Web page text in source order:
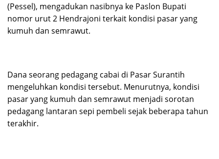
(Pessel), mengadukan nasibnya ke Paslon Bupati
nomor urut 2 Hendrajoni terkait kondisi pasar yang
kumuh dan semrawut.
Dana seorang pedagang cabai di Pasar Surantih
mengeluhkan kondisi tersebut. Menurutnya, kondisi
pasar yang kumuh dan semrawut menjadi sorotan
pedagang lantaran sepi pembeli sejak beberapa tahun
terakhir.